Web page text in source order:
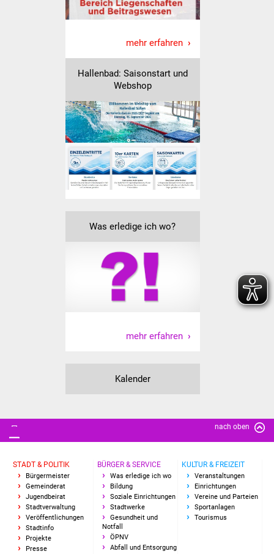
Volkshochschule
Soziale Einrichtungen
Kirchen
Jugendhaus
Fachteam Jugend
Kinder- und
Stadtwerke
Suenergie
NETZMonitor
Ärzte und Apotheken
ÖPNV
Bürgerbus (MOBS)
Abfall und Entsorgung
mehr erfahren
Hallenbad: Saisonstart und
Webshop
Was erledige ich wo?
mehr erfahren
Kalender
nach oben
STADT & POLITIK
Bürgermeister
Gemeinderat
Jugendbeirat
Stadtverwaltung
Veröffentlichungen
Stadtinfo
Projekte
Presse
BÜRGER & SERVICE
Was erledige ich wo
Bildung
Soziale Einrichtungen
Stadtwerke
Gesundheit und
Notfall
ÖPNV
Abfall und Entsorgung
KULTUR & FREIZEIT
Veranstaltungen
Einrichtungen
Vereine und Parteien
Sportanlagen
Tourismus